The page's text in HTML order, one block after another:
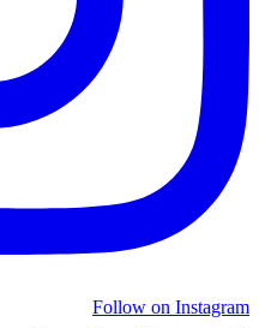
Follow on Instagram